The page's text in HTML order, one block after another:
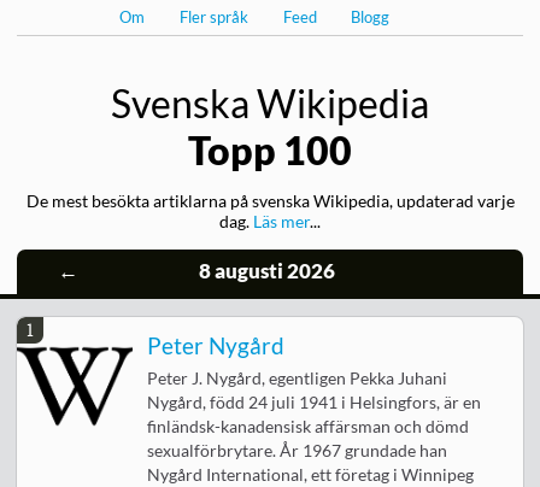
Om Fler språk Feed Blogg
Svenska Wikipedia
Topp 100
De mest besökta artiklarna på svenska Wikipedia, updaterad varje
dag. Läs mer...
← 8 augusti 2026
1
Peter Nygård
Peter J. Nygård, egentligen Pekka Juhani
Nygård, född 24 juli 1941 i Helsingfors, är en
finländsk-kanadensisk affärsman och dömd
sexualförbrytare. År 1967 grundade han
Nygård International, ett företag i Winnipeg